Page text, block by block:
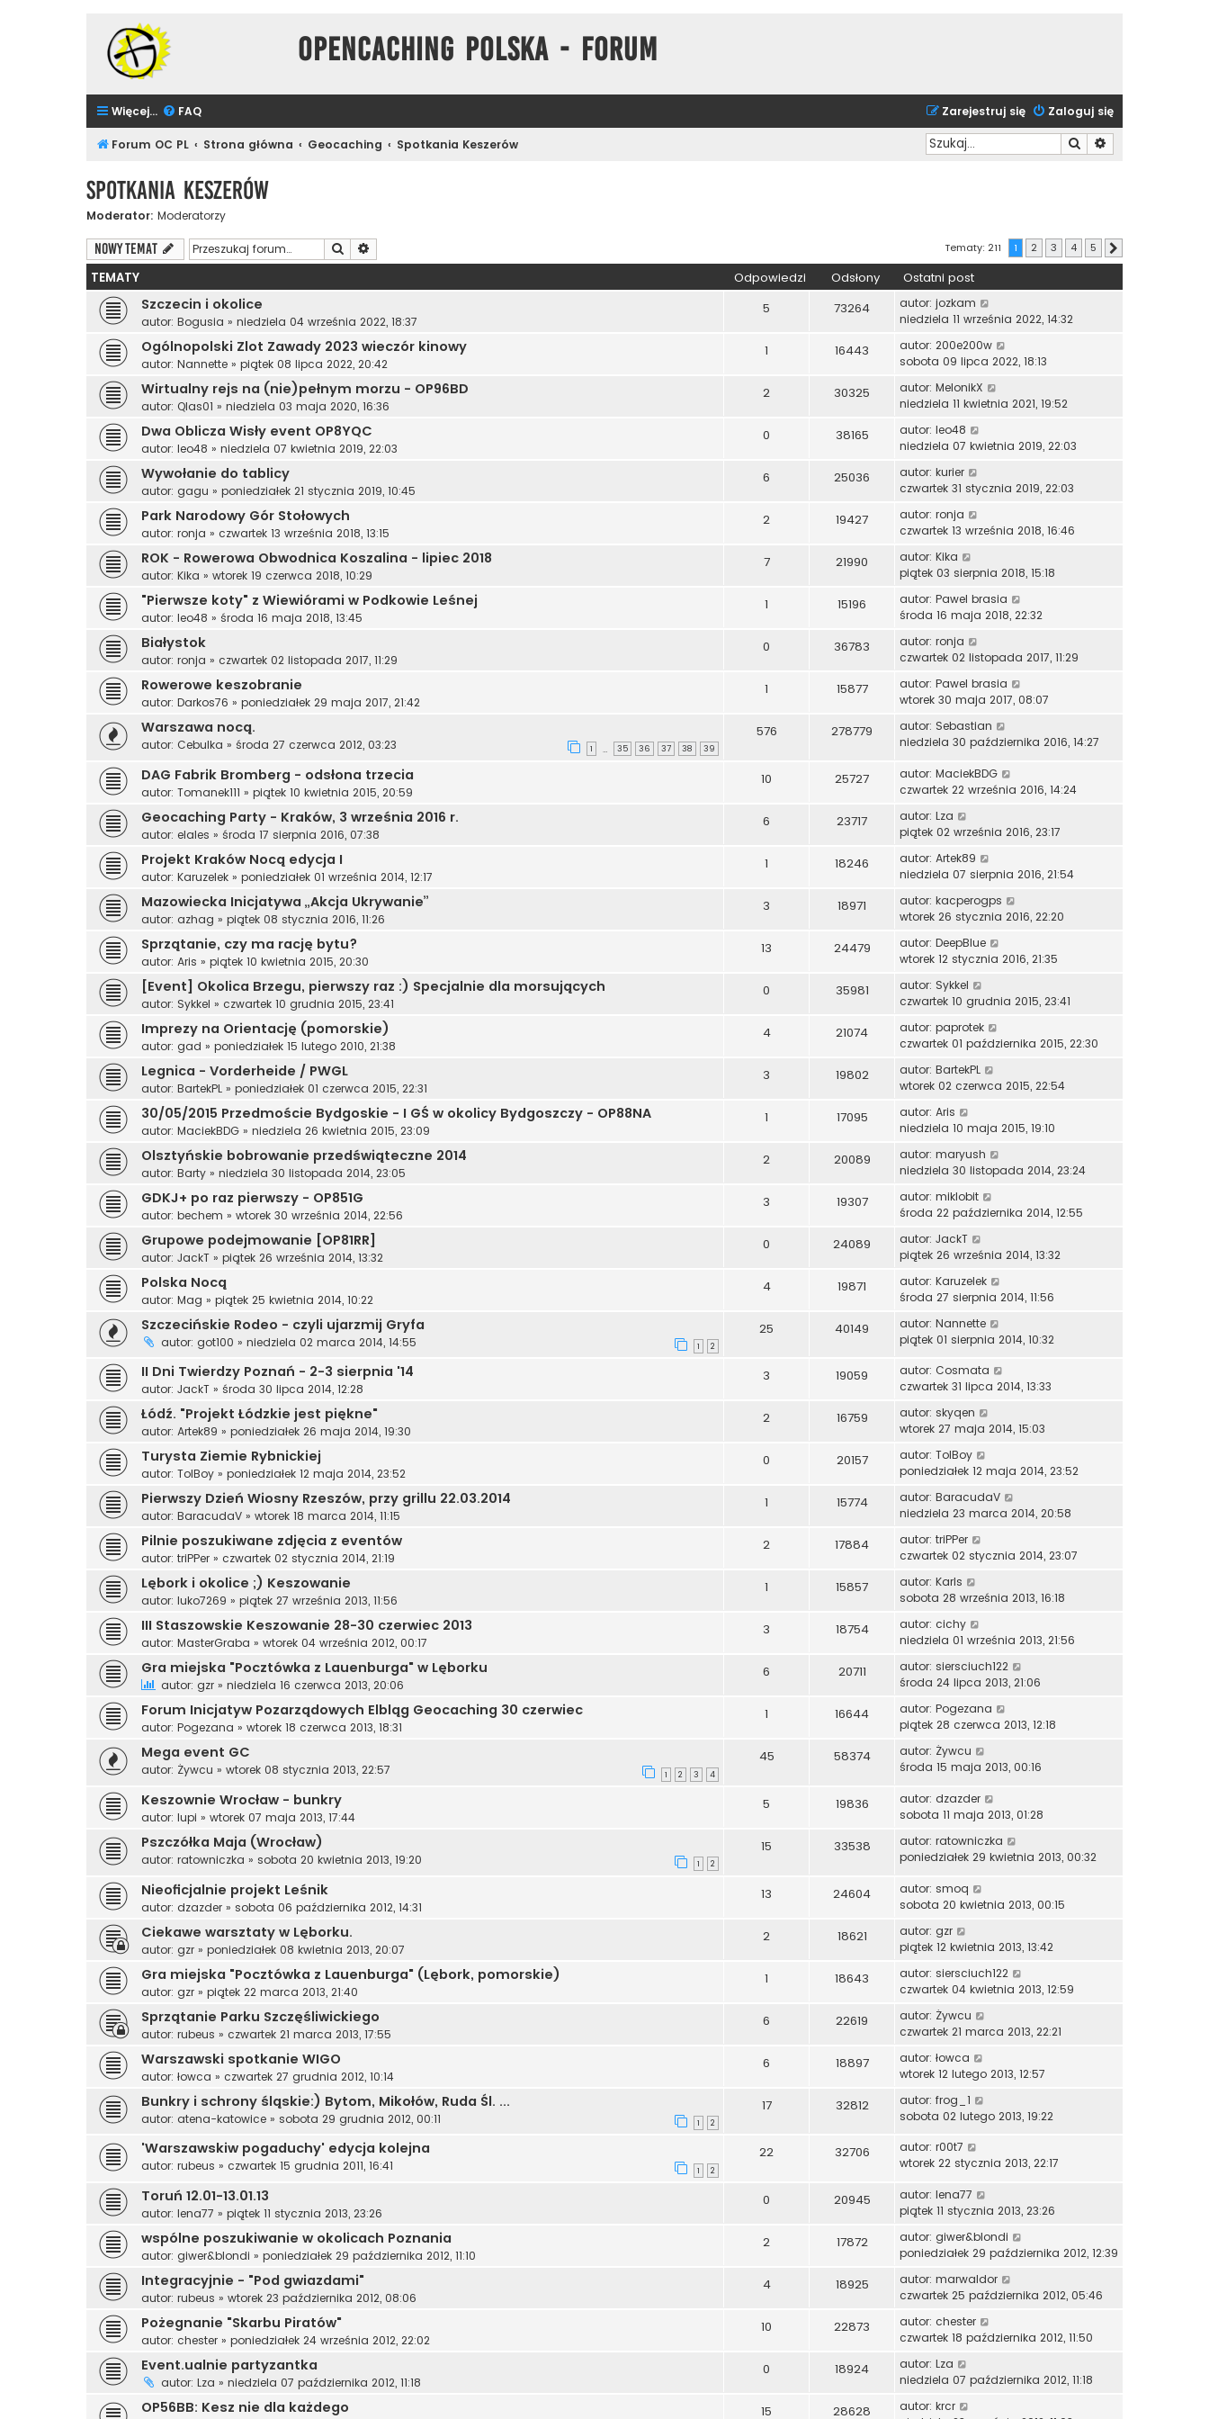
Opencaching Polska - Forum
Więcej… FAQ Zaloguj się
Zarejestruj się
Forum OC PL Strona główna Geocaching Spotkania Keszerów Szukaj
Spotkania Keszerów
Moderator: Moderatorzy
NOWY TEMAT Szukaj Tematy: 211 1 2 3 4 5
TEMATY Odpowiedzi Odsłony Ostatni post
Szczecin i okolice
autor: Bogusia » niedziela 04 września 2022, 18:37
5 73264 autor: jozkam
niedziela 11 września 2022, 14:32
Ogólnopolski Zlot Zawady 2023 wieczór kinowy
autor: Nannette » piątek 08 lipca 2022, 20:42
1 16443 autor: 200e200w
sobota 09 lipca 2022, 18:13
Wirtualny rejs na (nie)pełnym morzu - OP96BD
autor: Qlas01 » niedziela 03 maja 2020, 16:36
2 30325 autor: MelonikX
niedziela 11 kwietnia 2021, 19:52
Dwa Oblicza Wisły event OP8YQC
autor: leo48 » niedziela 07 kwietnia 2019, 22:03
0 38165 autor: leo48
niedziela 07 kwietnia 2019, 22:03
Wywołanie do tablicy
autor: gagu » poniedziałek 21 stycznia 2019, 10:45
6 25036 autor: kurier
czwartek 31 stycznia 2019, 22:03
Park Narodowy Gór Stołowych
autor: ronja » czwartek 13 września 2018, 13:15
2 19427 autor: ronja
czwartek 13 września 2018, 16:46
ROK - Rowerowa Obwodnica Koszalina - lipiec 2018
autor: Kika » wtorek 19 czerwca 2018, 10:29
7 21990 autor: Kika
piątek 03 sierpnia 2018, 15:18
"Pierwsze koty" z Wiewiórami w Podkowie Leśnej
autor: leo48 » środa 16 maja 2018, 13:45
1 15196 autor: Pawel brasia
środa 16 maja 2018, 22:32
Białystok
autor: ronja » czwartek 02 listopada 2017, 11:29
0 36783 autor: ronja
czwartek 02 listopada 2017, 11:29
Rowerowe keszobranie
autor: Darkos76 » poniedziałek 29 maja 2017, 21:42
1 15877 autor: Pawel brasia
wtorek 30 maja 2017, 08:07
Warszawa nocą.
autor: Cebulka » środa 27 czerwca 2012, 03:23 1 … 35 36 37 38 39
576 278779 autor: Sebastian
niedziela 30 października 2016, 14:27
DAG Fabrik Bromberg - odsłona trzecia
autor: Tomanek111 » piątek 10 kwietnia 2015, 20:59
10 25727 autor: MaciekBDG
czwartek 22 września 2016, 14:24
Geocaching Party - Kraków, 3 września 2016 r.
autor: elales » środa 17 sierpnia 2016, 07:38
6 23717 autor: Lza
piątek 02 września 2016, 23:17
Projekt Kraków Nocą edycja I
autor: Karuzelek » poniedziałek 01 września 2014, 12:17
1 18246 autor: Artek89
niedziela 07 sierpnia 2016, 21:54
Mazowiecka Inicjatywa „Akcja Ukrywanie”
autor: azhag » piątek 08 stycznia 2016, 11:26
3 18971 autor: kacperogps
wtorek 26 stycznia 2016, 22:20
Sprzątanie, czy ma rację bytu?
autor: Aris » piątek 10 kwietnia 2015, 20:30
13 24479 autor: DeepBlue
wtorek 12 stycznia 2016, 21:35
[Event] Okolica Brzegu, pierwszy raz :) Specjalnie dla morsujących
autor: Sykkel » czwartek 10 grudnia 2015, 23:41
0 35981 autor: Sykkel
czwartek 10 grudnia 2015, 23:41
Imprezy na Orientację (pomorskie)
autor: gad » poniedziałek 15 lutego 2010, 21:38
4 21074 autor: paprotek
czwartek 01 października 2015, 22:30
Legnica - Vorderheide / PWGL
autor: BartekPL » poniedziałek 01 czerwca 2015, 22:31
3 19802 autor: BartekPL
wtorek 02 czerwca 2015, 22:54
30/05/2015 Przedmoście Bydgoskie - I GŚ w okolicy Bydgoszczy - OP88NA
autor: MaciekBDG » niedziela 26 kwietnia 2015, 23:09
1 17095 autor: Aris
niedziela 10 maja 2015, 19:10
Olsztyńskie bobrowanie przedświąteczne 2014
autor: Barty » niedziela 30 listopada 2014, 23:05
2 20089 autor: maryush
niedziela 30 listopada 2014, 23:24
GDKJ+ po raz pierwszy - OP851G
autor: bechem » wtorek 30 września 2014, 22:56
3 19307 autor: miklobit
środa 22 października 2014, 12:55
Grupowe podejmowanie [OP81RR]
autor: JackT » piątek 26 września 2014, 13:32
0 24089 autor: JackT
piątek 26 września 2014, 13:32
Polska Nocą
autor: Mag » piątek 25 kwietnia 2014, 10:22
4 19871 autor: Karuzelek
środa 27 sierpnia 2014, 11:56
Szczecińskie Rodeo - czyli ujarzmij Gryfa
autor: got100 » niedziela 02 marca 2014, 14:55 1 2
25 40149 autor: Nannette
piątek 01 sierpnia 2014, 10:32
II Dni Twierdzy Poznań - 2-3 sierpnia '14
autor: JackT » środa 30 lipca 2014, 12:28
3 19059 autor: Cosmata
czwartek 31 lipca 2014, 13:33
Łódź. "Projekt Łódzkie jest piękne"
autor: Artek89 » poniedziałek 26 maja 2014, 19:30
2 16759 autor: skyqen
wtorek 27 maja 2014, 15:03
Turysta Ziemie Rybnickiej
autor: TolBoy » poniedziałek 12 maja 2014, 23:52
0 20157 autor: TolBoy
poniedziałek 12 maja 2014, 23:52
Pierwszy Dzień Wiosny Rzeszów, przy grillu 22.03.2014
autor: BaracudaV » wtorek 18 marca 2014, 11:15
1 15774 autor: BaracudaV
niedziela 23 marca 2014, 20:58
Pilnie poszukiwane zdjęcia z eventów
autor: triPPer » czwartek 02 stycznia 2014, 21:19
2 17884 autor: triPPer
czwartek 02 stycznia 2014, 23:07
Lębork i okolice ;) Keszowanie
autor: luko7269 » piątek 27 września 2013, 11:56
1 15857 autor: Karls
sobota 28 września 2013, 16:18
III Staszowskie Keszowanie 28-30 czerwiec 2013
autor: MasterGraba » wtorek 04 września 2012, 00:17
3 18754 autor: cichy
niedziela 01 września 2013, 21:56
Gra miejska "Pocztówka z Lauenburga" w Lęborku
autor: gzr » niedziela 16 czerwca 2013, 20:06
6 20711 autor: siersciuch122
środa 24 lipca 2013, 21:06
Forum Inicjatyw Pozarządowych Elbląg Geocaching 30 czerwiec
autor: Pogezana » wtorek 18 czerwca 2013, 18:31
1 16644 autor: Pogezana
piątek 28 czerwca 2013, 12:18
Mega event GC
autor: Żywcu » wtorek 08 stycznia 2013, 22:57 1 2 3 4
45 58374 autor: Żywcu
środa 15 maja 2013, 00:16
Keszownie Wrocław - bunkry
autor: lupi » wtorek 07 maja 2013, 17:44
5 19836 autor: dzazder
sobota 11 maja 2013, 01:28
Pszczółka Maja (Wrocław)
autor: ratowniczka » sobota 20 kwietnia 2013, 19:20 1 2
15 33538 autor: ratowniczka
poniedziałek 29 kwietnia 2013, 00:32
Nieoficjalnie projekt Leśnik
autor: dzazder » sobota 06 października 2012, 14:31
13 24604 autor: smoq
sobota 20 kwietnia 2013, 00:15
Ciekawe warsztaty w Lęborku.
autor: gzr » poniedziałek 08 kwietnia 2013, 20:07
2 18621 autor: gzr
piątek 12 kwietnia 2013, 13:42
Gra miejska "Pocztówka z Lauenburga" (Lębork, pomorskie)
autor: gzr » piątek 22 marca 2013, 21:40
1 18643 autor: siersciuch122
czwartek 04 kwietnia 2013, 12:59
Sprzątanie Parku Szczęśliwickiego
autor: rubeus » czwartek 21 marca 2013, 17:55
6 22619 autor: Żywcu
czwartek 21 marca 2013, 22:21
Warszawski spotkanie WIGO
autor: łowca » czwartek 27 grudnia 2012, 10:14
6 18897 autor: łowca
wtorek 12 lutego 2013, 12:57
Bunkry i schrony śląskie:) Bytom, Mikołów, Ruda Śl. ...
autor: atena-katowice » sobota 29 grudnia 2012, 00:11 1 2
17 32812 autor: frog_1
sobota 02 lutego 2013, 19:22
'Warszawskiw pogaduchy' edycja kolejna
autor: rubeus » czwartek 15 grudnia 2011, 16:41 1 2
22 32706 autor: r00t7
wtorek 22 stycznia 2013, 22:17
Toruń 12.01-13.01.13
autor: lena77 » piątek 11 stycznia 2013, 23:26
0 20945 autor: lena77
piątek 11 stycznia 2013, 23:26
wspólne poszukiwanie w okolicach Poznania
autor: giwer&blondi » poniedziałek 29 października 2012, 11:10
2 17872 autor: giwer&blondi
poniedziałek 29 października 2012, 12:39
Integracyjnie - "Pod gwiazdami"
autor: rubeus » wtorek 23 października 2012, 08:06
4 18925 autor: marwaldor
czwartek 25 października 2012, 05:46
Pożegnanie "Skarbu Piratów"
autor: chester » poniedziałek 24 września 2012, 22:02
10 22873 autor: chester
czwartek 18 października 2012, 11:50
Event.ualnie partyzantka
autor: Lza » niedziela 07 października 2012, 11:18
0 18924 autor: Lza
niedziela 07 października 2012, 11:18
OP56BB: Kesz nie dla każdego 15 28628 autor: krcr